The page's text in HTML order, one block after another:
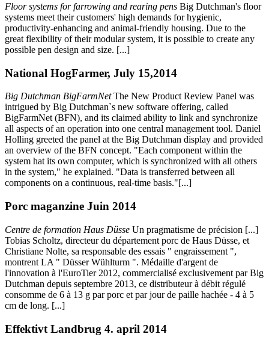
Floor systems for farrowing and rearing pens Big Dutchman's floor
systems meet their customers' high demands for hygienic,
productivity-enhancing and animal-friendly housing. Due to the
great flexibility of their modular system, it is possible to create any
possible pen design and size. [...]
National HogFarmer, July 15,2014
Big Dutchman BigFarmNetThe New Product Review Panel was
intrigued by Big Dutchman`s new software offering, called
BigFarmNet (BFN), and its claimed ability to link and synchronize
all aspects of an operation into one central management tool. Daniel
Holling greeted the panel at the Big Dutchman display and provided
an overview of the BFN concept. "Each component within the
system hat its own computer, which is synchronized with all others
in the system," he explained. "Data is transferred between all
components on a continuous, real-time basis."[...]
Porc maganzine Juin 2014
Centre de formation Haus Düsse Un pragmatisme de précision [...]
Tobias Scholtz, directeur du département porc de Haus Düsse, et
Christiane Nolte, sa responsable des essais " engraissement ",
montrent LA " Düsser Wühlturm ". Médaille d'argent de
l'innovation à l'EuroTier 2012, commercialisé exclusivement par Big
Dutchman depuis septembre 2013, ce distributeur à débit régulé
consomme de 6 à 13 g par porc et par jour de paille hachée - 4 à 5
cm de long. [...]
Effektivt Landbrug 4. april 2014